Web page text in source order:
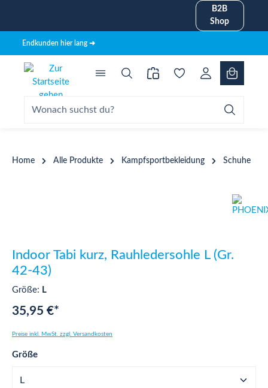
B2B
Shop
Endkunden hier lang ➜
Home Alle Produkte Kampfsportbekleidung Schuhe
Indoor Tabi kurz, Rauhledersohle L (Gr.
42-43)
Größe: L
35,95 €*
Preise inkl. MwSt. zzgl. Versandkosten
Größeauswählen